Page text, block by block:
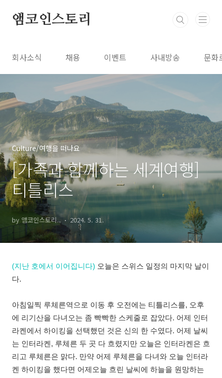
앰코인스토리
회사소식 채용 이벤트 사내방송 문화
Culture/여행을 떠나요
[가족과 함께하는 세계여행]
티틀리스
by 앰코인스토리.. 2024. 5. 31.
(지난 호에서 이어집니다) 오늘은 스위스 일정의 마지막 날이
다.
아침일찍 루체른역으로 이동 후 오전에는 티틀리스를, 오후
에 리기산을 다녀오는 좀 빡빡한 스케줄로 잡았다. 어제 인터
라켄에서 하이킹을 선택했던 것은 신의 한 수였다. 어제 날씨
는 인터라켄, 루체른 두 곳 다 흐렸지만 오늘은 인터라켄은 흐
리고 루체른은 맑다. 만약 어제 루체른을 다녀와 오늘 인터라
켄 하이킹을 했다면 어제오늘 흐린 날씨에 하늘을 원망하는